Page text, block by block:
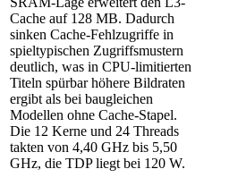
Cache auf 128 MB. Dadurch
sinken Cache-Fehlzugriffe in
spieltypischen Zugriffsmustern
deutlich, was in CPU-limitierten
Titeln spürbar höhere Bildraten
ergibt als bei baugleichen
Modellen ohne Cache-Stapel.
Die 12 Kerne und 24 Threads
takten von 4,40 GHz bis 5,50
GHz, die TDP liegt bei 120 W.